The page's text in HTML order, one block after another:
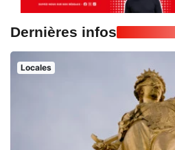
Dernières infos
Locales